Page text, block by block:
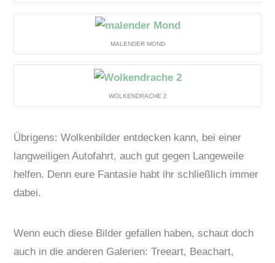
MALENDER MOND
WOLKENDRACHE 2
Übrigens: Wolkenbilder entdecken kann, bei einer
langweiligen Autofahrt, auch gut gegen Langeweile
helfen. Denn eure Fantasie habt ihr schließlich immer
dabei.
Wenn euch diese Bilder gefallen haben, schaut doch
auch in die anderen Galerien: Treeart, Beachart,